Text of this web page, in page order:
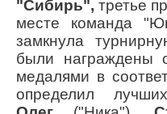
"Сибирь", третье
месте команда
замкнула
были награждены
медалями в
определил